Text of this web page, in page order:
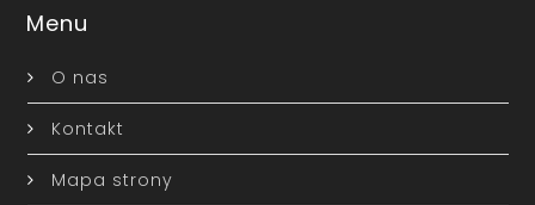
Menu
O nas
Kontakt
Mapa strony